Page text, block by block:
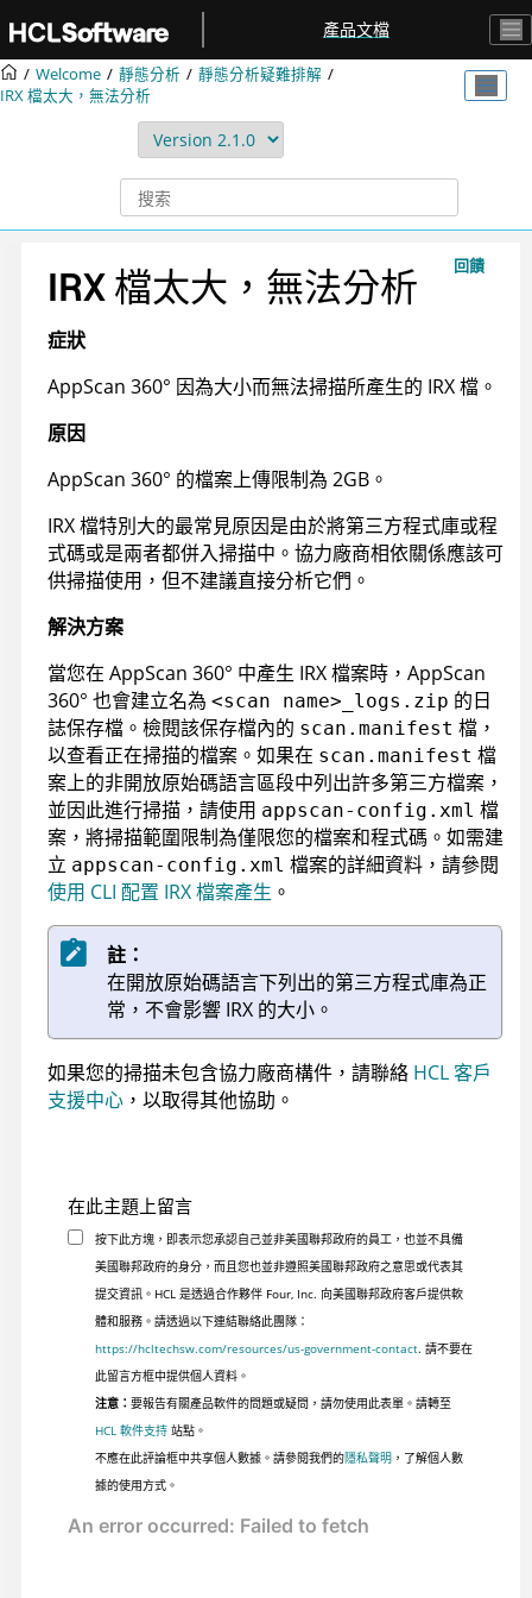
產品文檔
Welcome 靜態分析
靜態分析疑難排解
IRX檔太大，無法分析
回饋
IRX 檔太大，無法分析
症狀
AppScan 360° 因為大小而無法掃描所產生的 IRX檔。
原因
AppScan 360° 的檔案上傳限制為 2GB。
IRX檔特別大的最常見原因是由於將第三方程式庫或程
式碼或是兩者都併入掃描中。協力廠商相依關係應該可
供掃描使用，但不建議直接分析它們。
解決方案
當您在 AppScan 360° 中產生 IRX檔案時， AppScan
360° 也會建立名為 <scan name>_logs.zip 的日
誌保存檔。檢閱該保存檔內的 scan.manifest 檔，
以查看正在掃描的檔案。如果在 scan.manifest 檔
案上的非開放原始碼語言區段中列出許多第三方檔案，
並因此進行掃描，請使用 appscan-config.xml 檔
案，將掃描範圍限制為僅限您的檔案和程式碼。如需建
立 appscan-config.xml 檔案的詳細資料，請參閱
使用 CLI 配置 IRX 檔案產生 。
註：
在開放原始碼語言下列出的第三方程式庫為正
常，不會影響 IRX 的大小。
如果您的掃描未包含協力廠商構件，請聯絡 HCL 客戶
支援中心 ，以取得其他協助。
在此主題上留言
按下此方塊，即表示您承認自己並非美國聯邦政府的員工，也並不具備
美國聯邦政府的身分，而且您也並非遵照美國聯邦政府之意思或代表其
提交資訊。HCL 是透過合作夥伴 Four, Inc. 向美國聯邦政府客戶提供軟
體和服務。請透過以下連結聯絡此團隊：
https://hcltechsw.com/resources/us-government-contact. 請不要在
此留言方框中提供個人資料。
注意： 要報告有關產品軟件的問題或疑問，請勿使用此表單。請轉至
HCL 軟件支持站點。
不應在此評論框中共享個人數據。請參閱我們的隱私聲明 ，了解個人數
據的使用方式。